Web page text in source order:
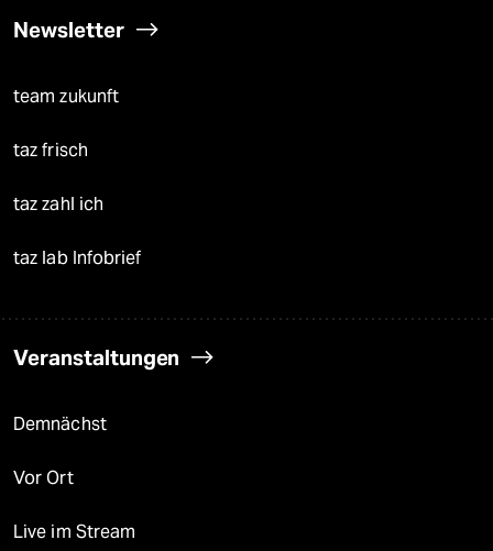
Newsletter
team zukunft
taz frisch
taz zahl ich
taz lab Infobrief
Veranstaltungen
Demnächst
Vor Ort
Live im Stream